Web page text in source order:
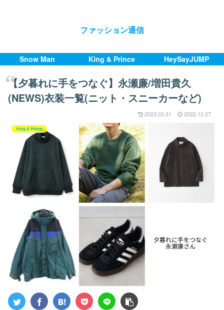
ファッション通信
Snow Man King & Prince HeySayJUMP
【夕暮れに手をつなぐ】永瀬廉/増田貴久
(NEWS)衣装一覧(ニット・スニーカーなど)
2023.03.31 2022.12.07
King & Prince